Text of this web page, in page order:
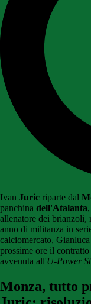
Ivan Juric riparte dal
panchina dell'Atalanta
allenatore dei brianzoli,
anno di militanza in
calciomercato, Gianluca
prossime ore il
avvenuta all'U-Power
Monza, tutto